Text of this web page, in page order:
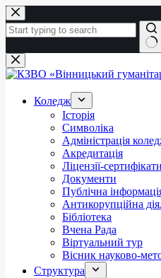
Перейти
до
вмісту
Немає
результатів
Коледж
Історія
Символіка
Адміністрація
Акредитація
Ліцензії-сертифікати
Документи
Публічна
Антикорупційна
Бібліотека
Вчена Рада
Віртуальний тур
Вісник науково-
Структура